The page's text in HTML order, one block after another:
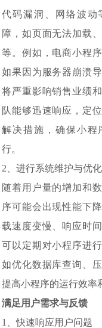
代码漏洞、网络波动
障，如页面无法加载
等。例如，电商小程
如果因为服务器崩溃
将严重影响销售业绩
队能够迅速响应，定
解决措施，确保小程
行。
2、进行系统维护与优化
随着用户量的增加和
序可能会出现性能下
载速度变慢、响应时
可以定期对小程序进
如优化数据库查询、
提高小程序的运行效率
满足用户需求与反馈
1、快速响应用户问题